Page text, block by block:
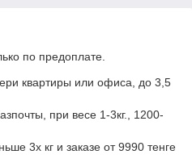
по предоплате.
квартиры или офиса, до 3,5
при весе 1-3кг., 1200-
3х кг и заказе от 9990 тенге